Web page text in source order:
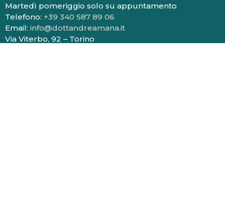
Martedì pomeriggio solo su appuntamento
Telefono: +39 340 587 89 06
Email: info@dottandreamana.it
Via Viterbo, 92 – Torino